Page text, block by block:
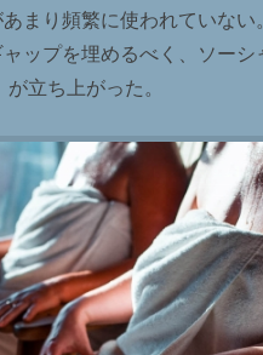
まり頻繁に使われていな
ップを埋めるべく、ソー
立ち上がった。